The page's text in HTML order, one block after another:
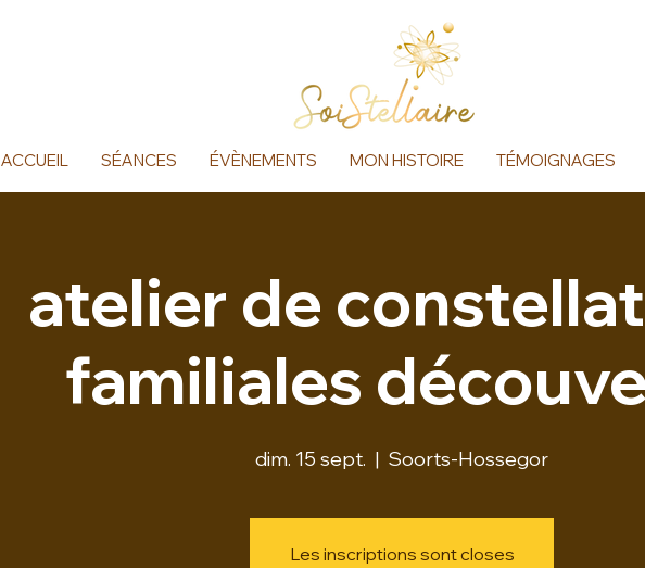
ACCUEIL SÉANCES ÉVÈNEMENTS MON HISTOIRE TÉMOIGNAGES
atelier de
familiales
dim. 15 sept.
  |
Soorts-Hossegor
Les inscriptions sont closes